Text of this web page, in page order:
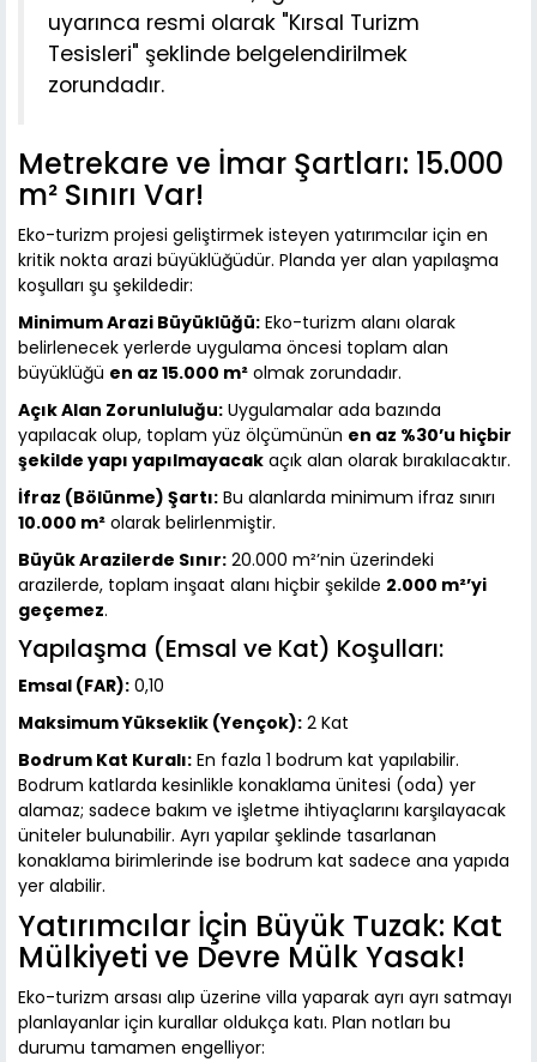
uyarınca resmi olarak "Kırsal Turizm
Tesisleri" şeklinde belgelendirilmek
zorundadır.
Metrekare ve İmar Şartları: 15.000
m² Sınırı Var!
Eko-turizm projesi geliştirmek isteyen yatırımcılar için en
kritik nokta arazi büyüklüğüdür. Planda yer alan yapılaşma
koşulları şu şekildedir:
Minimum Arazi Büyüklüğü: Eko-turizm alanı olarak
belirlenecek yerlerde uygulama öncesi toplam alan
büyüklüğü en az 15.000 m² olmak zorundadır.
Açık Alan Zorunluluğu: Uygulamalar ada bazında
yapılacak olup, toplam yüz ölçümünün en az %30’u hiçbir
şekilde yapı yapılmayacak açık alan olarak bırakılacaktır.
İfraz (Bölünme) Şartı: Bu alanlarda minimum ifraz sınırı
10.000 m² olarak belirlenmiştir.
Büyük Arazilerde Sınır: 20.000 m²’nin üzerindeki
arazilerde, toplam inşaat alanı hiçbir şekilde 2.000 m²’yi
geçemez.
Yapılaşma (Emsal ve Kat) Koşulları:
Emsal (FAR): 0,10
Maksimum Yükseklik (Yençok): 2 Kat
Bodrum Kat Kuralı: En fazla 1 bodrum kat yapılabilir.
Bodrum katlarda kesinlikle konaklama ünitesi (oda) yer
alamaz; sadece bakım ve işletme ihtiyaçlarını karşılayacak
üniteler bulunabilir. Ayrı yapılar şeklinde tasarlanan
konaklama birimlerinde ise bodrum kat sadece ana yapıda
yer alabilir.
Yatırımcılar İçin Büyük Tuzak: Kat
Mülkiyeti ve Devre Mülk Yasak!
Eko-turizm arsası alıp üzerine villa yaparak ayrı ayrı satmayı
planlayanlar için kurallar oldukça katı. Plan notları bu
durumu tamamen engelliyor: